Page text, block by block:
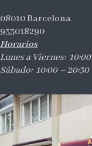
08010 Barcelona
933018290
Horarios
Lunes a Viernes:
Sábado: 10:00 – 20:30